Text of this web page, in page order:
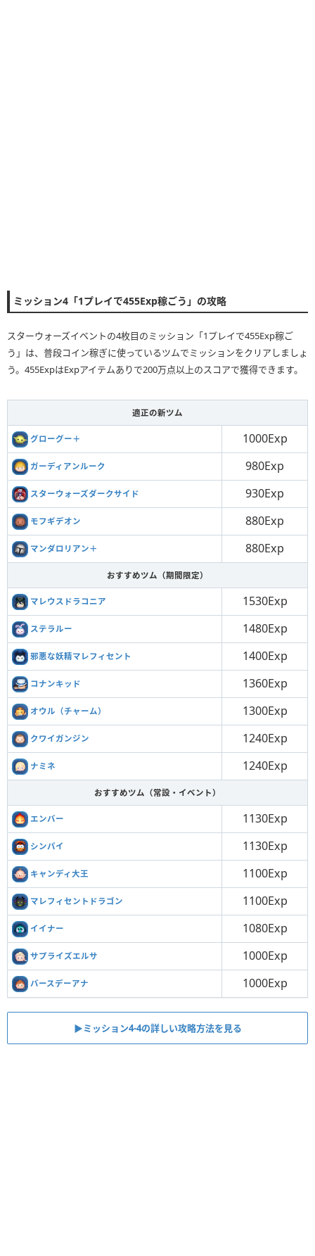
ミッション4「1プレイで455Exp稼ごう」の攻略
スターウォーズイベントの4枚目のミッション「1プレイで455Exp稼ご
う」は、普段コイン稼ぎに使っているツムでミッションをクリアしましょ
う。455ExpはExpアイテムありで200万点以上のスコアで獲得できます。
適正の新ツム
グローグー＋ 1000Exp
ガーディアンルーク 980Exp
スターウォーズダークサイド 930Exp
モフギデオン 880Exp
マンダロリアン＋ 880Exp
おすすめツム（期間限定）
マレウスドラコニア 1530Exp
ステラルー 1480Exp
邪悪な妖精マレフィセント 1400Exp
コナンキッド 1360Exp
オウル（チャーム） 1300Exp
クワイガンジン 1240Exp
ナミネ 1240Exp
おすすめツム（常設・イベント）
エンバー 1130Exp
シンパイ 1130Exp
キャンディ大王 1100Exp
マレフィセントドラゴン 1100Exp
イイナー 1080Exp
サプライズエルサ 1000Exp
バースデーアナ 1000Exp
▶︎ミッション4-4の詳しい攻略方法を見る